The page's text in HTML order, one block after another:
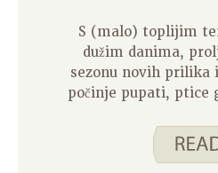
S (malo) toplijim
dužim danima,
sezonu novih prilika
počinje pupati, ptice
koje dolaze s
raspoloženje i